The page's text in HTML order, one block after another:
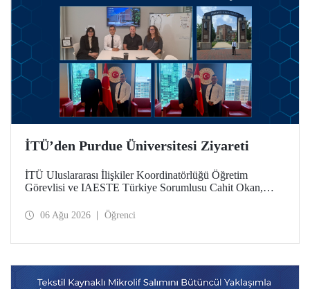
İTÜ’den Purdue Üniversitesi Ziyareti
İTÜ Uluslararası İlişkiler Koordinatörlüğü Öğretim
Görevlisi ve IAESTE Türkiye Sorumlusu Cahit Okan,
Temmuz tarihlerinde ABD’de dünyanın önde gelen
06 Ağu 2026 Öğrenci